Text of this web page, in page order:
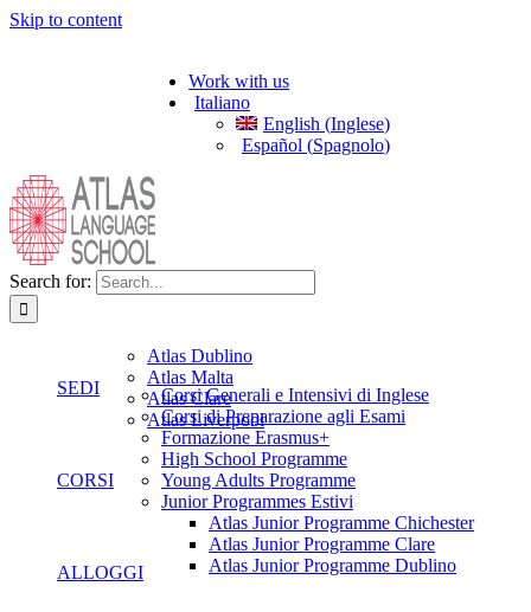
Skip to content
Work with us
Italiano
English (Inglese)
Español (Spagnolo)
Search for:
SEDI
Atlas Dublino
Atlas Malta
Atlas Clare
Atlas Liverpool
CORSI
Corsi Generali e Intensivi di Inglese
Corsi di Preparazione agli Esami
Formazione Erasmus+
High School Programme
Young Adults Programme
Junior Programmes Estivi
Atlas Junior Programme Chichester
Atlas Junior Programme Clare
Atlas Junior Programme Dublino
ALLOGGI